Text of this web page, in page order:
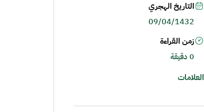
التاريخ الهجري
09/04/1432
زمن القراءة
0 دقيقة
العلامات